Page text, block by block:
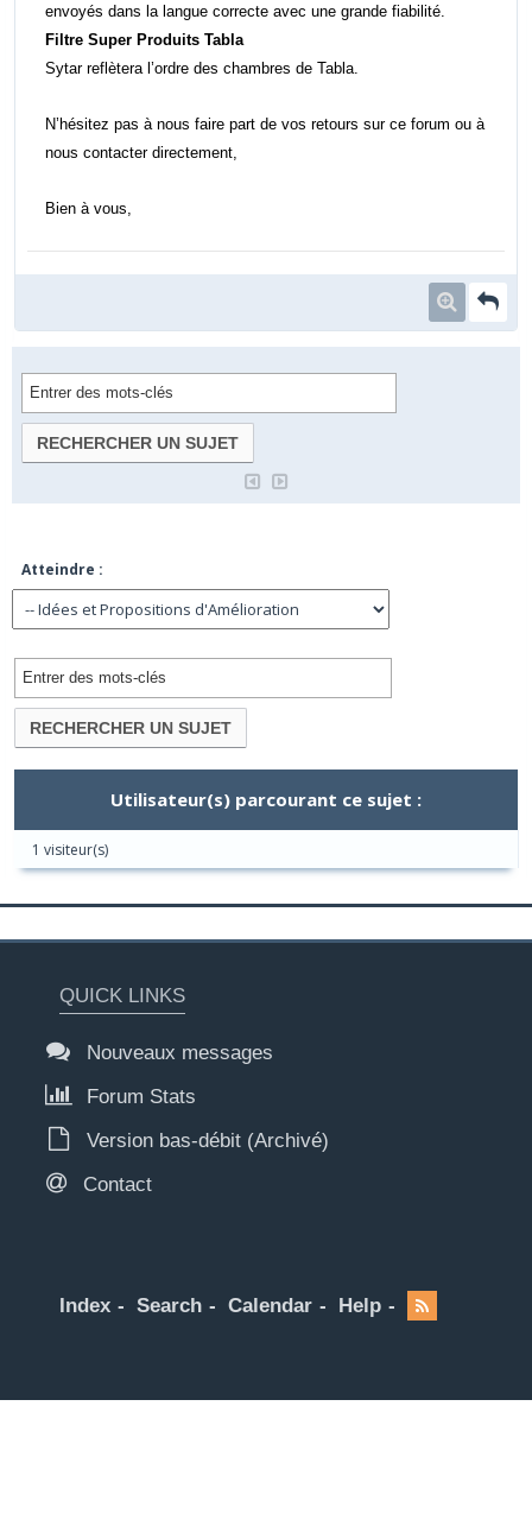
envoyés dans la langue correcte avec une grande fiabilité.
Filtre Super Produits Tabla
Sytar reflètera l’ordre des chambres de Tabla.
N’hésitez pas à nous faire part de vos retours sur ce forum ou à
nous contacter directement,
Bien à vous,
Atteindre :
Utilisateur(s) parcourant ce sujet :
1 visiteur(s)
QUICK LINKS
Nouveaux messages
Forum Stats
Version bas-débit (Archivé)
Contact
Index Search Calendar Help